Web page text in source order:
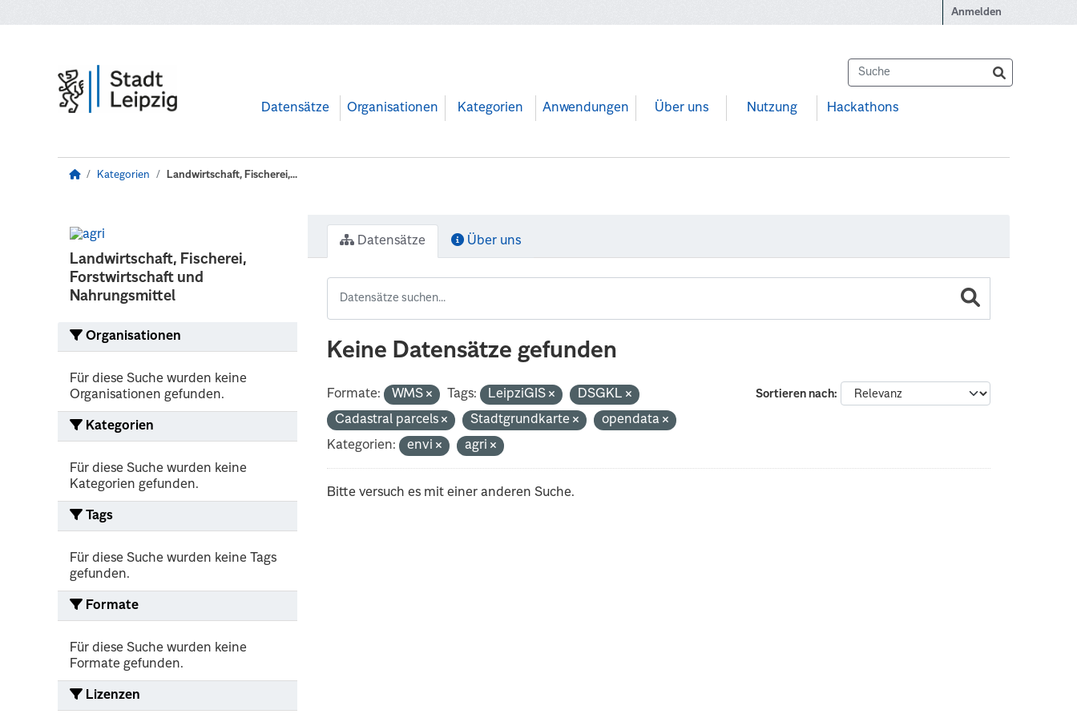
Anmelden
Datensätze Organisationen Kategorien Anwendungen Über uns Nutzung Hackathons
Kategorien Landwirtschaft, Fischerei,...
Landwirtschaft, Fischerei,
Forstwirtschaft und
Nahrungsmittel
Organisationen
Für diese Suche wurden keine
Organisationen gefunden.
Kategorien
Für diese Suche wurden keine
Kategorien gefunden.
Tags
Für diese Suche wurden keine Tags
gefunden.
Formate
Für diese Suche wurden keine
Formate gefunden.
Lizenzen
Datensätze Über uns
Keine Datensätze gefunden
Sortieren nach
Formate: WMS Tags: LeipziGIS
DSGKL
Cadastral parcels
Stadtgrundkarte
opendata
Kategorien:
envi agri
Bitte versuch es mit einer anderen Suche.